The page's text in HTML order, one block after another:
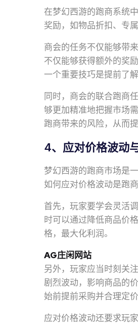
在梦幻西游的跑商系统
奖励，如物品折扣、专
商会的任务不仅能够带
不仅能够获得额外的奖
一个重要技巧是提前了
同时，商会的联合跑商
够更加精准地把握市场
跑商带来的风险，从而
4、应对价格波动
梦幻西游的跑商市场是
如何应对价格波动是跑
首先，玩家要学会灵活
时可以通过降低商品价
格，最大化利润。
AG庄闲网站
另外，玩家应当时刻关
剧烈波动，影响商品的
始前提前采购并合理定
应对价格波动还要求玩